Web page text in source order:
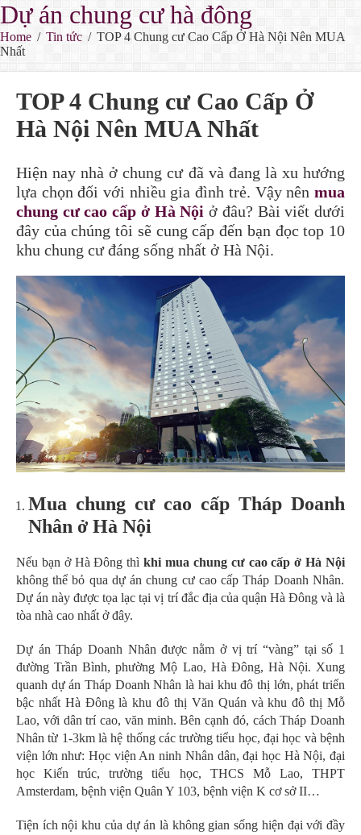
Dự án chung cư hà đông
Home / Tin tức / TOP 4 Chung cư Cao Cấp Ở Hà Nội Nên MUA
Nhất
TOP 4 Chung cư Cao Cấp Ở
Hà Nội Nên MUA Nhất
Hiện nay nhà ở chung cư đã và đang là xu hướng
lựa chọn đối với nhiều gia đình trẻ. Vậy nên mua
chung cư cao cấp ở Hà Nội ở đâu? Bài viết dưới
đây của chúng tôi sẽ cung cấp đến bạn đọc top 10
khu chung cư đáng sống nhất ở Hà Nội.
Mua chung cư cao cấp Tháp Doanh
Nhân ở Hà Nội
Nếu bạn ở Hà Đông thìkhi mua chung cư cao cấp ở Hà Nội
không thể bỏ qua dự án chung cư cao cấp Tháp Doanh Nhân.
Dự án này được tọa lạc tại vị trí đắc địa của quận Hà Đông và là
tòa nhà cao nhất ở đây.
Dự án Tháp Doanh Nhân được nằm ở vị trí “vàng” tại số 1
đường Trần Bình, phường Mộ Lao, Hà Đông, Hà Nội. Xung
quanh dự án Tháp Doanh Nhân là hai khu đô thị lớn, phát triển
bậc nhất Hà Đông là khu đô thị Văn Quán và khu đô thị Mỗ
Lao, với dân trí cao, văn minh. Bên cạnh đó, cách Tháp Doanh
Nhân từ 1-3km là hệ thống các trường tiểu học, đại học và bệnh
viện lớn như: Học viện An ninh Nhân dân, đại học Hà Nội, đại
học Kiến trúc, trường tiểu học, THCS Mỗ Lao, THPT
Amsterdam, bệnh viện Quân Y 103, bệnh viện K cơ sở II…
Tiện ích nội khu của dự án là không gian sống hiện đại với đầy